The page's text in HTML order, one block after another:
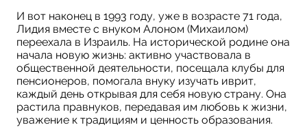
И вот наконец в 1993 году, уже в возрасте 71 года,
Лидия вместе с внуком Алоном (Михаилом)
переехала в Израиль. На исторической родине она
начала новую жизнь: активно участвовала в
общественной деятельности, посещала клубы для
пенсионеров, помогала внуку изучать иврит,
каждый день открывая для себя новую страну. Она
растила правнуков, передавая им любовь к жизни,
уважение к традициям и ценность образования.